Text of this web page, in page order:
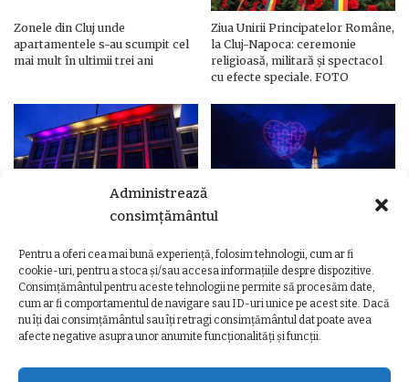
Administrează
consimțământul
Pentru a oferi cea mai bună experiență, folosim tehnologii, cum ar fi
cookie-uri, pentru a stoca și/sau accesa informațiile despre dispozitive.
Consimțământul pentru aceste tehnologii ne permite să procesăm date,
cum ar fi comportamentul de navigare sau ID-uri unice pe acest site. Dacă
nu îți dai consimțământul sau îți retragi consimțământul dat poate avea
afecte negative asupra unor anumite funcționalități și funcții.
Zonele din Cluj unde
apartamentele s-au scumpit cel
mai mult în ultimii trei ani
Ziua Unirii Principatelor Române,
la Cluj-Napoca: ceremonie
religioasă, militară și spectacol
cu efecte speciale. FOTO
Ziua Unirii Principatelor Române
– Clădiri și poduri din Cluj,
iluminate în culorile drapelului
Ziua Unirii la Cluj-Napoca.
Programul complet al
evenimentelor